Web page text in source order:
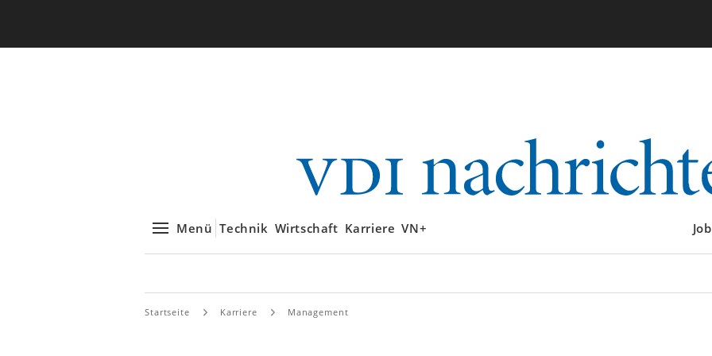
Menü Technik Wirtschaft Karriere VN+
Startseite Karriere Management